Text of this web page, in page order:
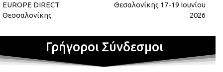
EUROPE DIRECT
Θεσσαλονίκης
Θεσαλονίκης 17-19 Ιουνίου
2026
Γρήγοροι Σύνδεσμοι